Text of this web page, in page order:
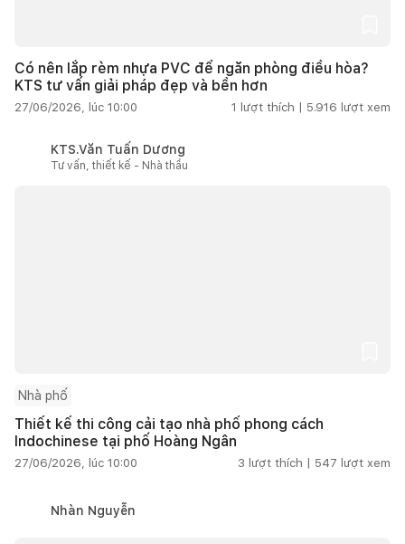
Có nên lắp rèm nhựa PVC để ngăn phòng điều hòa?
KTS tư vấn giải pháp đẹp và bền hơn
27/06/2026, lúc 10:00 1 lượt thích | 5.916 lượt xem
KTS.Văn Tuấn Dương
Tư vấn, thiết kế - Nhà thầu
Nhà phố
Thiết kế thi công cải tạo nhà phố phong cách
Indochinese tại phố Hoàng Ngân
27/06/2026, lúc 10:00 3 lượt thích | 547 lượt xem
Nhàn Nguyễn